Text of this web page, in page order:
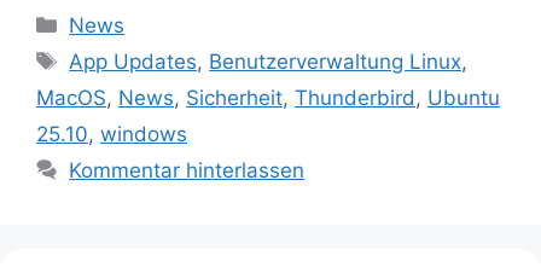
Kategorien
News
Schlagwörter
App Updates, Benutzerverwaltung Linux,
MacOS, News, Sicherheit, Thunderbird, Ubuntu
25.10, windows
Kommentar hinterlassen